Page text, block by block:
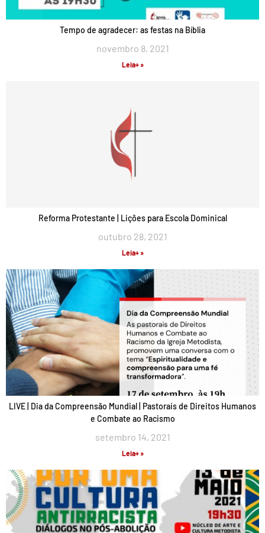
Tempo de agradecer: as festas na Bíblia
novembro 8, 2021
Leia+ »
Reforma Protestante | Lições para Escola Dominical
outubro 28, 2021
Leia+ »
LIVE | Dia da Compreensão Mundial | Pastorais de Direitos Humanos
e Combate ao Racismo
setembro 14, 2021
Leia+ »